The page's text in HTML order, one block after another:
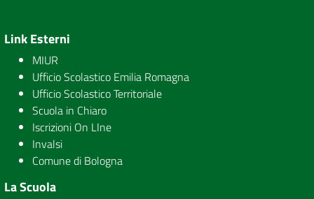
Link Esterni
MIUR
Ufficio Scolastico Emilia Romagna
Ufficio Scolastico Territoriale
Scuola in Chiaro
Iscrizioni On LIne
Invalsi
Comune di Bologna
La Scuola